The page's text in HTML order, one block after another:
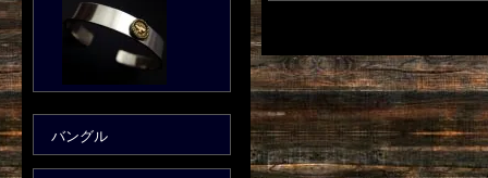
バングル